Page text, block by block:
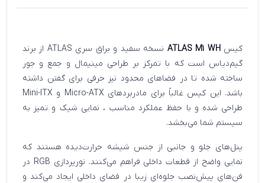
کیسATLAS M1 WH
نسخه سفید و براق سری ATLAS از برند
گیم‌دیاس است که با تمرکز بر طراحی مینیمال و جمع‌ و جور
ساخته شده تا در فضاهای محدود نیز حرفی برای گفتن داشته
باشد. این کیس غالباً برای مادربردهای Micro-ATX و Mini-ITX
طراحی شده و با حفظ عملکرد مناسب ، نمایی شیک و تمیز به
سیستم شما می‌بخشد.
پنل‌های جلو و جانبی از جنس شیشه حرارت‌دیده هستند که
نمایی واضح از قطعات داخلی فراهم می‌کنند. نورپردازی RGB در
فن‌های پیش‌نصب جلوه‌ای زیبا در فضای داخلی ایجاد می‌کند و